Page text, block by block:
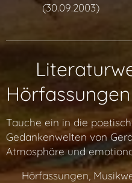
(30.09.2003)
✨
Hörfassungen
Tauche ein in die
Gedankenwelten von
Atmosphäre und
👉 Hörfassungen,